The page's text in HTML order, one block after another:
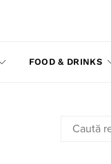
FOOD & DRINKS